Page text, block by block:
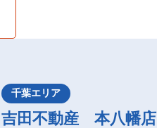
千葉エリア
吉田不動産 本八幡店